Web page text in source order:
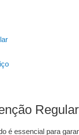
Regular
é essencial para